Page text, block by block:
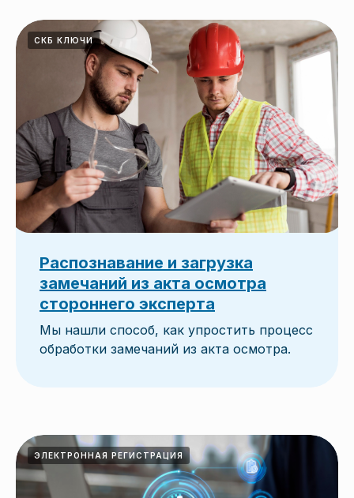
СКБ КЛЮЧИ
Распознавание и загрузка
замечаний из акта осмотра
стороннего эксперта
Мы нашли способ, как упростить процесс
обработки замечаний из акта осмотра.
ЭЛЕКТРОННАЯ РЕГИСТРАЦИЯ